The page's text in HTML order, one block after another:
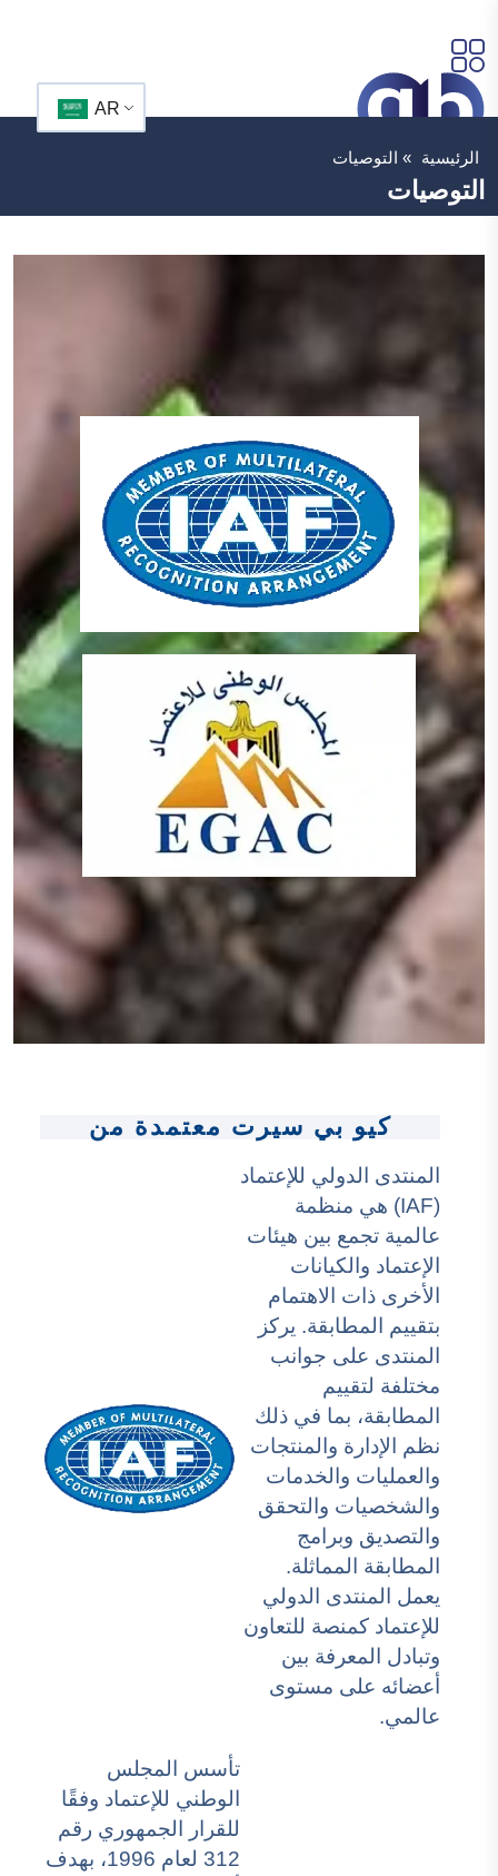
AR
الرئيسية » التوصيات
التوصيات
كيو بي سيرت معتمدة من
المنتدى الدولي للإعتماد
(IAF) هي منظمة
عالمية تجمع بين هيئات
الإعتماد والكيانات
الأخرى ذات الاهتمام
بتقييم المطابقة. يركز
المنتدى على جوانب
مختلفة لتقييم
المطابقة، بما في ذلك
نظم الإدارة والمنتجات
والعمليات والخدمات
والشخصيات والتحقق
والتصديق وبرامج
المطابقة المماثلة.
يعمل المنتدى الدولي
للإعتماد كمنصة للتعاون
وتبادل المعرفة بين
أعضائه على مستوى
عالمي.
تأسس المجلس
الوطني للإعتماد وفقًا
للقرار الجمهوري رقم
312 لعام 1996، بهدف